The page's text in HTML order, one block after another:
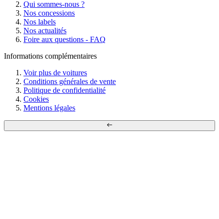
Qui sommes-nous ?
Nos concessions
Nos labels
Nos actualités
Foire aux questions - FAQ
Informations complémentaires
Voir plus de voitures
Conditions générales de vente
Politique de confidentialité
Cookies
Mentions légales